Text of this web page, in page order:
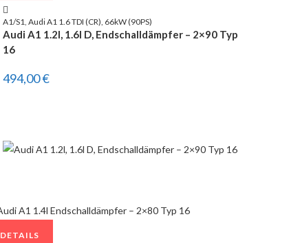
A1/S1 Audi A1 1.6 TDI (CR), 66kW (90PS)
Audi A1 1.2l, 1.6l D, Endschalldämpfer – 2×90 Typ
16
494,00€
DETAILS